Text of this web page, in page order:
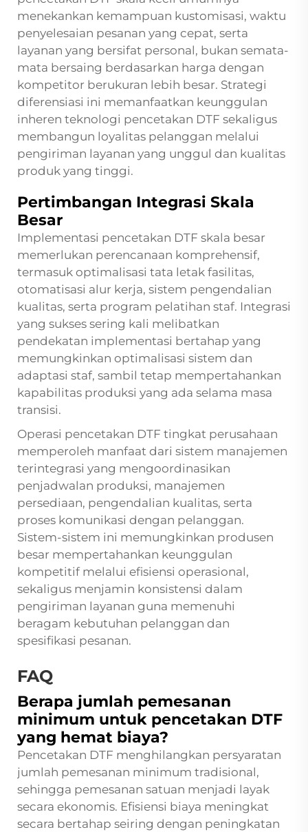
menekankan kemampuan kustomisasi, waktu
penyelesaian pesanan yang cepat, serta
layanan yang bersifat personal, bukan semata-
mata bersaing berdasarkan harga dengan
kompetitor berukuran lebih besar. Strategi
diferensiasi ini memanfaatkan keunggulan
inheren teknologi pencetakan DTF sekaligus
membangun loyalitas pelanggan melalui
pengiriman layanan yang unggul dan kualitas
produk yang tinggi.
Pertimbangan Integrasi Skala
Besar
Implementasi pencetakan DTF skala besar
memerlukan perencanaan komprehensif,
termasuk optimalisasi tata letak fasilitas,
otomatisasi alur kerja, sistem pengendalian
kualitas, serta program pelatihan staf. Integrasi
yang sukses sering kali melibatkan
pendekatan implementasi bertahap yang
memungkinkan optimalisasi sistem dan
adaptasi staf, sambil tetap mempertahankan
kapabilitas produksi yang ada selama masa
transisi.
Operasi pencetakan DTF tingkat perusahaan
memperoleh manfaat dari sistem manajemen
terintegrasi yang mengoordinasikan
penjadwalan produksi, manajemen
persediaan, pengendalian kualitas, serta
proses komunikasi dengan pelanggan.
Sistem-sistem ini memungkinkan produsen
besar mempertahankan keunggulan
kompetitif melalui efisiensi operasional,
sekaligus menjamin konsistensi dalam
pengiriman layanan guna memenuhi
beragam kebutuhan pelanggan dan
spesifikasi pesanan.
FAQ
Berapa jumlah pemesanan
minimum untuk pencetakan DTF
yang hemat biaya?
Pencetakan DTF menghilangkan persyaratan
jumlah pemesanan minimum tradisional,
sehingga pemesanan satuan menjadi layak
secara ekonomis. Efisiensi biaya meningkat
secara bertahap seiring dengan peningkatan